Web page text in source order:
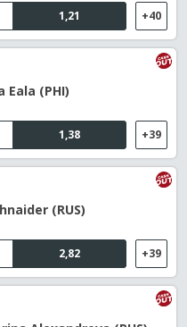
1,21 +40
Eala (PHI)
1,38 +39
(RUS)
2,82 +39